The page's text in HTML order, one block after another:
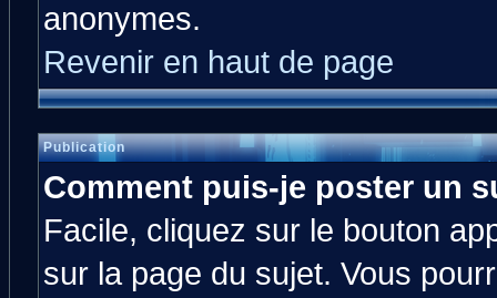
anonymes.
Revenir en haut de page
Publication
Comment puis-je poster un
Facile, cliquez sur le bouton
sur la page du sujet. Vous